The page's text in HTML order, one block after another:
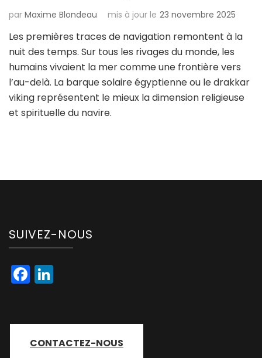
par Maxime Blondeau mis à jour le 23 novembre 2025
Les premières traces de navigation remontent à la
nuit des temps. Sur tous les rivages du monde, les
humains vivaient la mer comme une frontière vers
l’au-delà. La barque solaire égyptienne ou le drakkar
viking représentent le mieux la dimension religieuse
et spirituelle du navire.
SUIVEZ-NOUS
Facebook
CONTACTEZ-NOUS